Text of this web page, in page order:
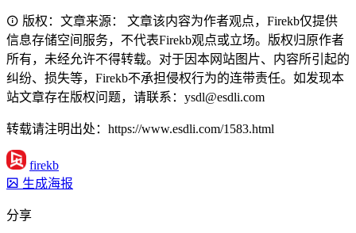
版权：文章来源： 文章该内容为作者观点，Firekb仅提供
信息存储空间服务，不代表Firekb观点或立场。版权归原作者
所有，未经允许不得转载。对于因本网站图片、内容所引起的
纠纷、损失等，Firekb不承担侵权行为的连带责任。如发现本
站文章存在版权问题，请联系：ysdl@esdli.com
转载请注明出处：https://www.esdli.com/1583.html
firekb
生成海报
分享